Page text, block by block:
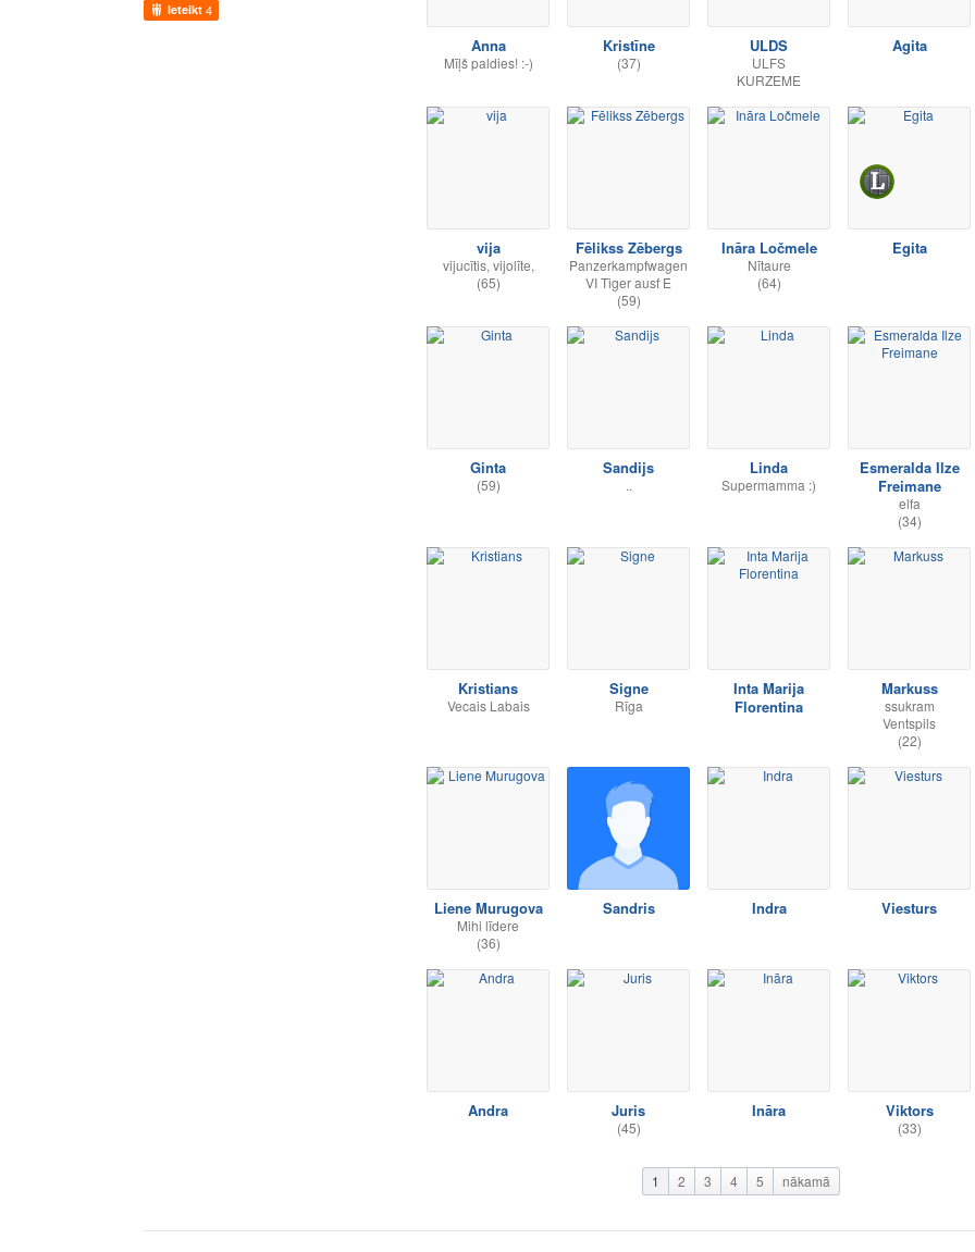
Ieteikt 4
Anna
Mīļš paldies! :-)
Kristīne
(37)
ULDS
ULFS
KURZEME
Agita
vija
vijucītis, vijolīte,
(65)
Fēlikss Zēbergs
Panzerkampfwagen
VI Tiger ausf E
(59)
Ināra Ločmele
Nītaure
(64)
Egita
Ginta
(59)
Sandijs
..
Linda
Supermamma :)
Esmeralda Ilze
Freimane
elfa
(34)
Kristians
Vecais Labais
Signe
Rīga
Inta Marija
Florentina
Markuss
ssukram
Ventspils
(22)
Liene Murugova
Mihi līdere
(36)
Sandris Indra Viesturs
Andra Juris
(45)
Ināra Viktors
(33)
1 2 3 4 5 nākamā